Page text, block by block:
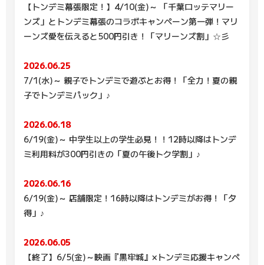
【トンデミ幕張限定！】4/10(金)～ 「千葉ロッテマリー
ンズ」とトンデミ幕張のコラボキャンペーン第一弾！マリ
ーンズ愛を伝えると500円引き！「マリーンズ割」☆彡
2026.06.25
7/1(水)～ 親子でトンデミで遊ぶとお得！「全力！夏の親
子でトンデミパック」♪
2026.06.18
6/19(金)～ 中学生以上の学生必見！！12時以降はトンデ
ミ利用料が300円引きの「夏の午後トク学割」♪
2026.06.16
6/19(金)～ 店舗限定！16時以降はトンデミがお得！「夕
得」♪
2026.06.05
【終了】6/5(金)～映画『黒牢城』×トンデミ応援キャンペ